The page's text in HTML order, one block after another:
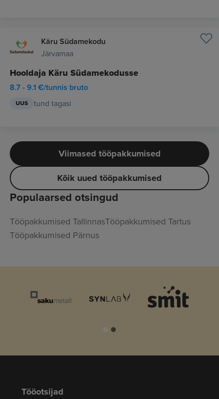
Käru Südamekodu
Järvamaa
Hooldaja Käru Südamekodusse
8.7 - 9.1 €/tunnis bruto
UUS tund tagasi
Viimased tööpakkumised
Kõik uued tööpakkumised
Populaarsed otsingud
Tööpakkumised TallinnasTööpakkumised Tartus
Tööpakkumised Pärnus
Tööotsijad